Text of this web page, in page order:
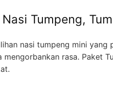
Tumpeng,
nasi tumpeng mini
mengorbankan rasa. Paket